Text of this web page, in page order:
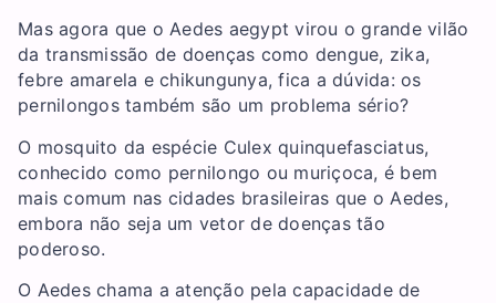
Mas agora que o Aedes aegypt virou o grande vilão
da transmissão de doenças como dengue, zika,
febre amarela e chikungunya, fica a dúvida: os
pernilongos também são um problema sério?
O mosquito da espécie Culex quinquefasciatus,
conhecido como pernilongo ou muriçoca, é bem
mais comum nas cidades brasileiras que o Aedes,
embora não seja um vetor de doenças tão
poderoso.
O Aedes chama a atenção pela capacidade de